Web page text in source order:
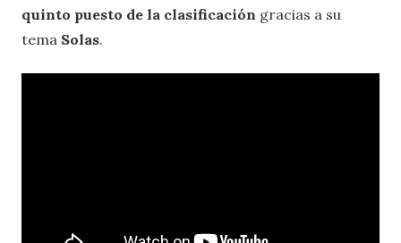
quinto puesto de la clasificación gracias a su
tema Solas.